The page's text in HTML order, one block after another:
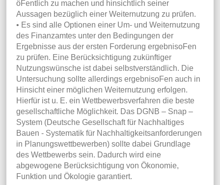
öFentlich zu machen und hinsichtlich seiner
Aussagen bezüglich einer Weiternutzung zu prüfen.
• Es sind alle Optionen einer Um- und Weiternutzung
des Finanzamtes unter den Bedingungen der
Ergebnisse aus der ersten Forderung ergebnisoFen
zu prüfen. Eine Berücksichtigung zukünftiger
Nutzungswünsche ist dabei selbstverständlich. Die
Untersuchung sollte allerdings ergebnisoFen auch in
Hinsicht einer möglichen Weiternutzung erfolgen.
Hierfür ist u. E. ein Wettbewerbsverfahren die beste
gesellschaftliche Möglichkeit. Das DGNB – Snap –
System (Deutsche Gesellschaft für Nachhaltiges
Bauen - Systematik für Nachhaltigkeitsanforderungen
in Planungswettbewerben) sollte dabei Grundlage
des Wettbewerbs sein. Dadurch wird eine
abgewogene Berücksichtigung von Ökonomie,
Funktion und Ökologie garantiert.